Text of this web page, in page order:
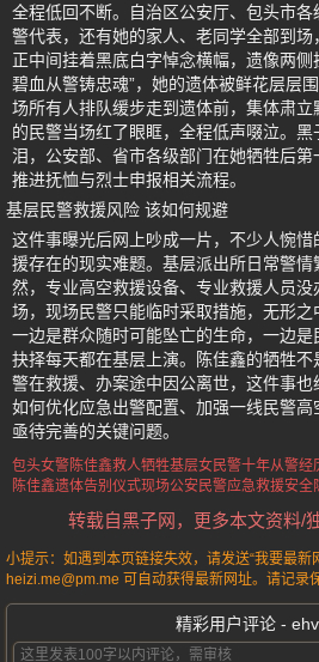
全程低回不断。自治区公安厅、包头市
警代表，还有她的家人、老同学全部到
正中间挂着黑底白字悼念横幅，遗像两侧
碧血从警铸忠魂”，她的遗体被鲜花层层
场所有人排队缓步走到遗体前，集体肃
的民警当场红了眼眶，全程低声啜泣。
泪，公安部、省市各级部门在她牺牲后
推进抚恤与烈士申报相关流程。
基层民警救援风险 该如何规避
这件事曝光后网上吵成一片，不少人惋
援存在的现实难题。基层派出所日常警
然，专业高空救援设备、专业救援人员
场，现场民警只能临时采取措施，无形之
一边是群众随时可能坠亡的生命，一边
抉择每天都在基层上演。陈佳鑫的牺牲
警在救援、办案途中因公离世，这件事也
如何优化应急出警配置、加强一线民警
亟待完善的关键问题。
包头女警陈佳鑫救人牺牲基层女民警十年从警经
陈佳鑫遗体告别仪式现场公安民警应急救援安全
转载自黑子网，更多本文资料/
小提示：如遇到本页链接失效，请发送“我要最新
heizi.me@pm.me 可自动获得最新网址。请记录
精彩用户评论 -